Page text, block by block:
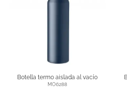
Botella termo aislada al vacío
MO6288